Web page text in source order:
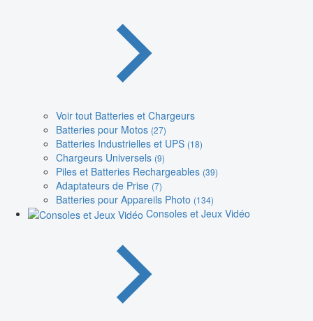
Voir tout Batteries et Chargeurs
Batteries pour Motos (27)
Batteries Industrielles et UPS (18)
Chargeurs Universels (9)
Piles et Batteries Rechargeables (39)
Adaptateurs de Prise (7)
Batteries pour Appareils Photo (134)
Consoles et Jeux Vidéo